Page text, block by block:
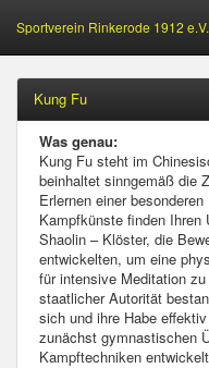
Sportverein Rinkerode 1912 e.V.
Kung Fu
Was genau:
Kung Fu steht im
beinhaltet sinngemäß die
Erlernen einer
Kampfkünste finden Ihren
Shaolin – Klöster, die
entwickelten, um eine
für intensive Meditation
staatlicher Autorität
sich und ihre Habe
zunächst gymnastischen
Kampftechniken